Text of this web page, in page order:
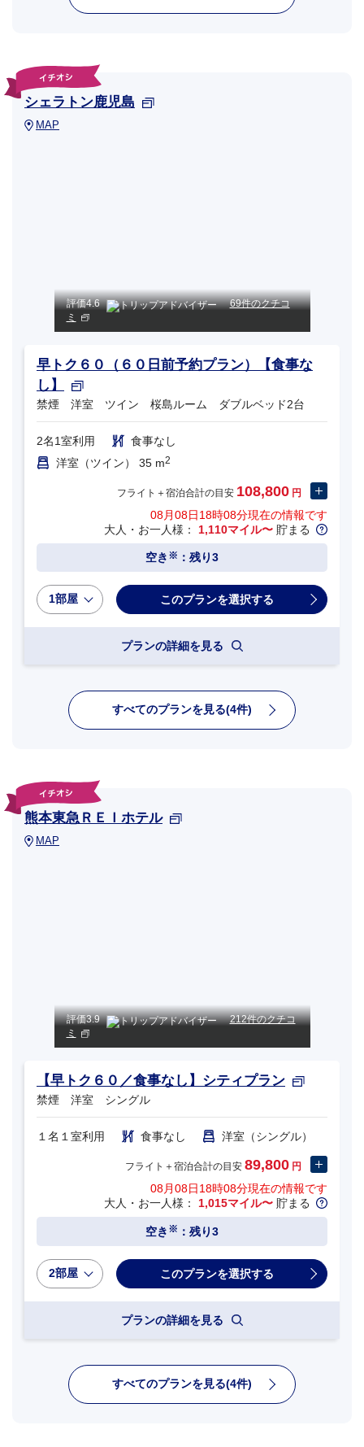
シェラトン鹿児島
MAP
評価4.6
69件のクチコ
ミ
早トク６０（６０日前予約プラン）【食事な
し】
禁煙 洋室 ツイン 桜島ルーム ダブルベッド2台
2名1室利用
食事なし
洋室（ツイン） 35 m2
フライト＋宿泊合計の目安 108,800 円
08月08日18時08分現在の情報です
大人・お一人様： 1,110マイル〜 貯まる
空き ※ ：残り3
1部屋
プランの詳細を見る
すべてのプランを見る(4件)
熊本東急ＲＥＩホテル
MAP
評価3.9
212件のクチコ
ミ
【早トク６０／食事なし】シティプラン
禁煙 洋室 シングル
１名１室利用 食事なし 洋室（シングル）
フライト＋宿泊合計の目安 89,800 円
08月08日18時08分現在の情報です
大人・お一人様： 1,015マイル〜 貯まる
空き ※ ：残り3
2部屋
プランの詳細を見る
すべてのプランを見る(4件)